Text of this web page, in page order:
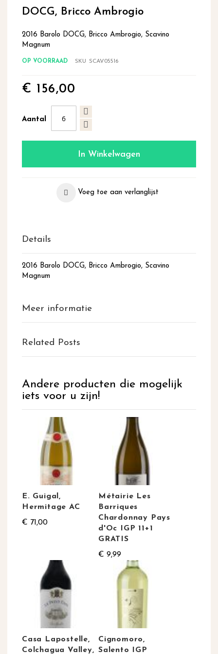
van
afbeeldingen-
gallerij
DOCG, Bricco Ambrogio
2016 Barolo DOCG, Bricco Ambrogio, Scavino
Magnum
OP VOORRAAD SKU SCAV05516
€ 156,00
Aantal
In Winkelwagen
Voeg toe aan verlanglijst
Details
2016 Barolo DOCG, Bricco Ambrogio, Scavino
Magnum
Meer informatie
Related Posts
Andere producten die mogelijk
iets voor u zijn!
E. Guigal,
Hermitage AC
€ 71,00
Métairie Les
Barriques
Chardonnay Pays
d'Oc IGP 11+1
GRATIS
€ 9,99
Casa Lapostelle,
Colchagua Valley,
Cignomoro,
Salento IGP